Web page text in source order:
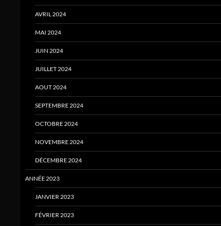
AVRIL 2024
MAI 2024
JUIN 2024
JUILLET 2024
AOUT 2024
SEPTEMBRE 2024
OCTOBRE 2024
NOVEMBRE 2024
DÉCEMBRE 2024
ANNÉE 2023
JANVIER 2023
FÉVRIER 2023